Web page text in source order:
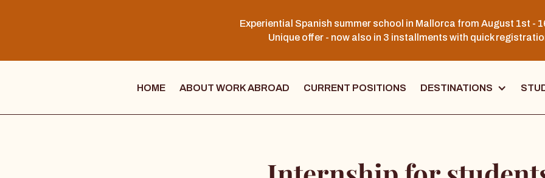
Experiential Spanish summer school in Mallorca from August 1st -
Unique offer - now also in 3 installments with quick
HOME ABOUT WORK ABROAD CURRENT POSITIONS DESTINATIONS